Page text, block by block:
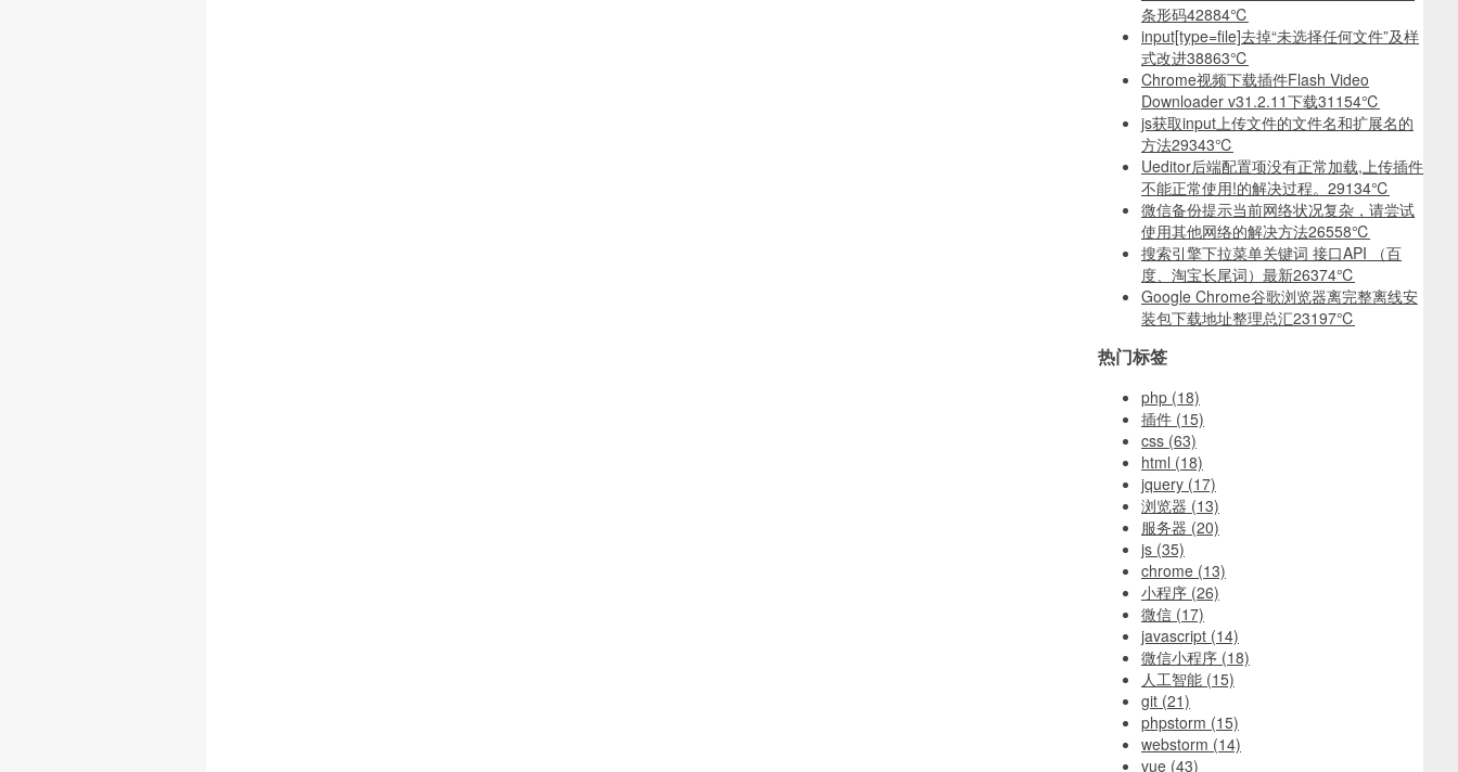
条形码42884℃
input[type=file]去掉“未选择任何文件”及样
式改进38863℃
Chrome视频下载插件Flash Video
Downloader v31.2.11下载31154℃
js获取input上传文件的文件名和扩展名的
方法29343℃
Ueditor后端配置项没有正常加载,上传插件
不能正常使用!的解决过程。 29134℃
微信备份提示当前网络状况复杂，请尝试
使用其他网络的解决方法26558℃
搜索引擎下拉菜单关键词 接口API （百
度、淘宝长尾词）最新26374℃
Google Chrome谷歌浏览器离完整离线安
装包下载地址整理总汇23197℃
热门标签
php (18)
插件 (15)
css (63)
html (18)
jquery (17)
浏览器 (13)
服务器 (20)
js (35)
chrome (13)
小程序 (26)
微信 (17)
javascript (14)
微信小程序 (18)
人工智能 (15)
git (21)
phpstorm (15)
webstorm (14)
vue (43)